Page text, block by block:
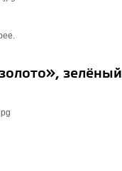
зелёный